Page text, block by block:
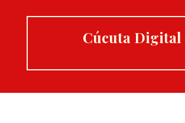
Cúcuta Digital